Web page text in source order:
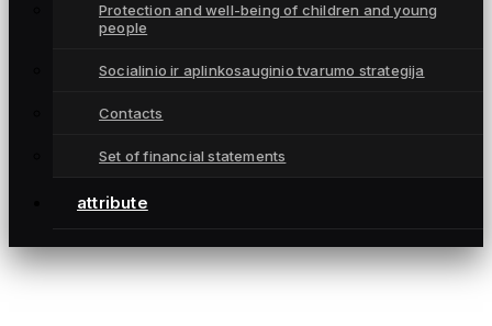
Protection and well-being of children and young
people
Socialinio ir aplinkosauginio tvarumo strategija
Contacts
Set of financial statements
attribute
+370 687 33129